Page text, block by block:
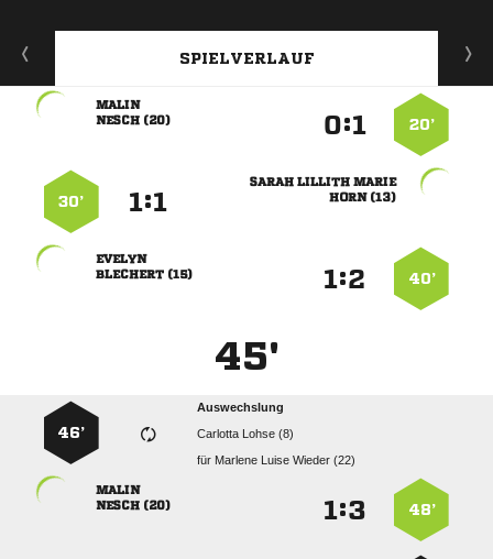
SPIELVERLAUF
20’
:

 
  
 
:
30’
40’
:

 
45'
Auswechslung
  
für    
46’
48’
:

 